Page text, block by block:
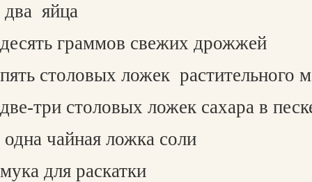
два яйца
десять граммов свежих дрожжей
пять столовых ложек растительного
две-три столовых ложек сахара в
одна чайная ложка соли
мука для раскатки